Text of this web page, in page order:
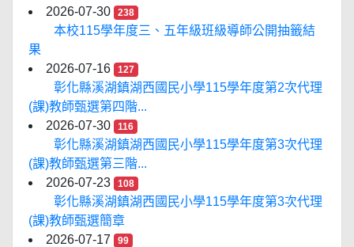
2026-07-30
238
本校115學年度三、五年級班級導師公開抽籤結
果
2026-07-16
127
彰化縣溪湖鎮湖西國民小學115學年度第2次代理
(課)教師甄選第四階...
2026-07-30
116
彰化縣溪湖鎮湖西國民小學115學年度第3次代理
(課)教師甄選第三階...
2026-07-23
108
彰化縣溪湖鎮湖西國民小學115學年度第3次代理
(課)教師甄選簡章
2026-07-17
99